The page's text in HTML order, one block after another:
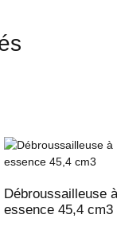
Débroussailleuse à
essence 45,4 cm3